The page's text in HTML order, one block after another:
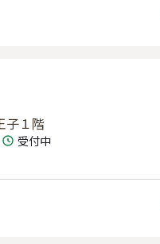
子１階
受付中